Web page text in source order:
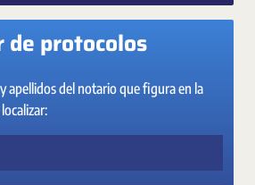
de protocolos
apellidos del notario que figura en la